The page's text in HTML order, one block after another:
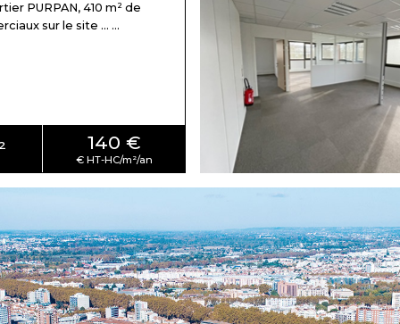
PURPAN, 410 m² de
sur le site ... ...
140 €